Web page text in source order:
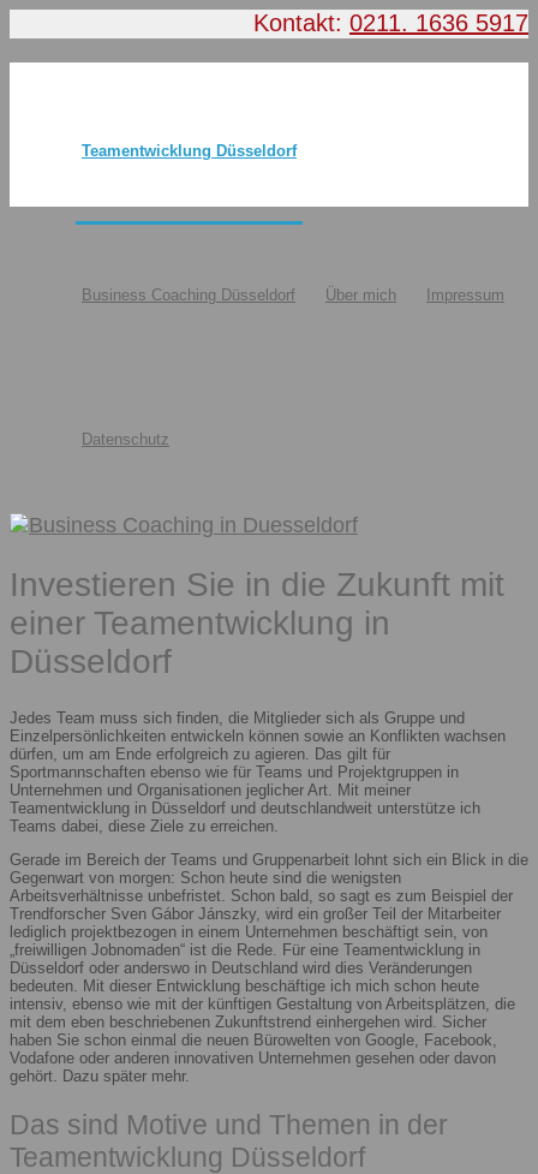
Kontakt: 0211. 1636 5917
Teamentwicklung Düsseldorf
Business Coaching Düsseldorf Über mich Impressum
Datenschutz
Investieren Sie in die Zukunft mit
einer Teamentwicklung in
Düsseldorf
Jedes Team muss sich finden, die Mitglieder sich als Gruppe und
Einzelpersönlichkeiten entwickeln können sowie an Konflikten wachsen
dürfen, um am Ende erfolgreich zu agieren. Das gilt für
Sportmannschaften ebenso wie für Teams und Projektgruppen in
Unternehmen und Organisationen jeglicher Art. Mit meiner
Teamentwicklung in Düsseldorf und deutschlandweit unterstütze ich
Teams dabei, diese Ziele zu erreichen.
Gerade im Bereich der Teams und Gruppenarbeit lohnt sich ein Blick in die
Gegenwart von morgen: Schon heute sind die wenigsten
Arbeitsverhältnisse unbefristet. Schon bald, so sagt es zum Beispiel der
Trendforscher Sven Gábor Jánszky, wird ein großer Teil der Mitarbeiter
lediglich projektbezogen in einem Unternehmen beschäftigt sein, von
„freiwilligen Jobnomaden“ ist die Rede. Für eine Teamentwicklung in
Düsseldorf oder anderswo in Deutschland wird dies Veränderungen
bedeuten. Mit dieser Entwicklung beschäftige ich mich schon heute
intensiv, ebenso wie mit der künftigen Gestaltung von Arbeitsplätzen, die
mit dem eben beschriebenen Zukunftstrend einhergehen wird. Sicher
haben Sie schon einmal die neuen Bürowelten von Google, Facebook,
Vodafone oder anderen innovativen Unternehmen gesehen oder davon
gehört. Dazu später mehr.
Das sind Motive und Themen in der
Teamentwicklung Düsseldorf